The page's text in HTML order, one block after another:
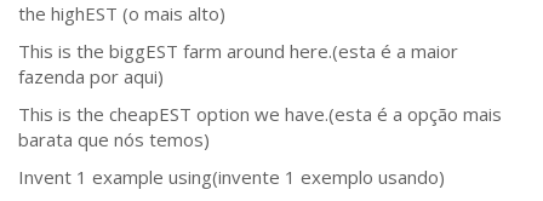
the highEST (o mais alto)
This is the biggEST farm around here.(esta é a maior
fazenda por aqui)
This is the cheapEST option we have.(esta é a opção mais
barata que nós temos)
Invent 1 example using(invente 1 exemplo usando)